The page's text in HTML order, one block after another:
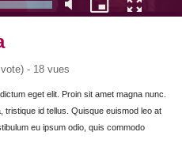
- 18 vues
eget elit. Proin sit amet magna nunc.
tristique id tellus. Quisque euismod leo at
eu ipsum odio, quis commodo